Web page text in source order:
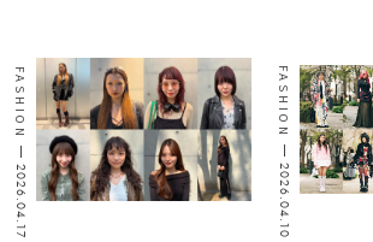
FASHION
2026.04.17
FASHION
2026.04.10